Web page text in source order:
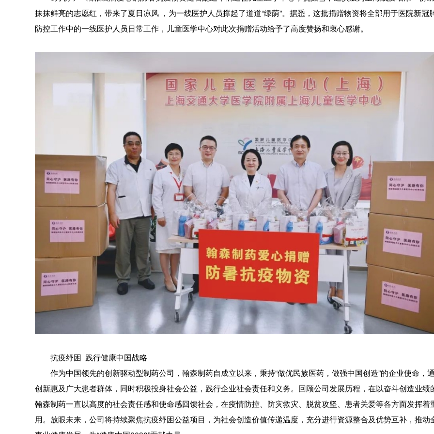
抹抹鲜亮的志愿红，带来了夏日凉风 ，为一线医护人员撑起了道道“绿荫”。据悉，这批捐赠物资将全部用于医院新冠
防控工作中的一线医护人员日常工作，儿童医学中心对此次捐赠活动给予了高度赞扬和衷心感谢。
抗疫纾困 践行健康中国战略
作为中国领先的创新驱动型制药公司，翰森制药自成立以来，秉持“做优民族医药，做强中国创造”的企业使命，
创新惠及广大患者群体，同时积极投身社会公益，践行企业社会责任和义务。回顾公司发展历程，在以奋斗创造业绩
翰森制药一直以高度的社会责任感和使命感回馈社会，在疫情防控、防灾救灾、脱贫攻坚、患者关爱等各方面发挥着
用。放眼未来，公司将持续聚焦抗疫纾困公益项目，为社会创造价值传递温度，充分进行资源整合及优势互补，推动